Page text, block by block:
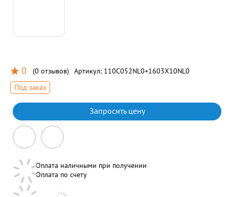
0 (0 отзывов) Артикул: 110C052NL0+1603X10NL0
Под заказ
Запросить цену
Оплата наличными при получении
Оплата по счету